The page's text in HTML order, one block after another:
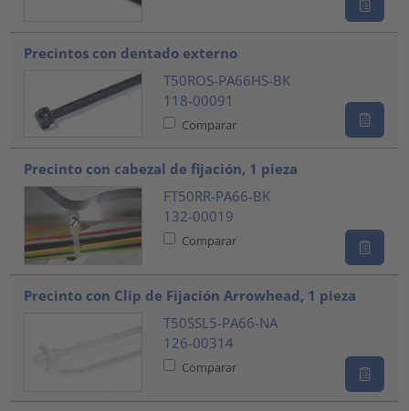
Precintos con dentado externo
T50ROS-PA66HS-BK
118-00091
Comparar
Precinto con cabezal de fijación, 1 pieza
FT50RR-PA66-BK
132-00019
Comparar
Precinto con Clip de Fijación Arrowhead, 1 pieza
T50SSL5-PA66-NA
126-00314
Comparar